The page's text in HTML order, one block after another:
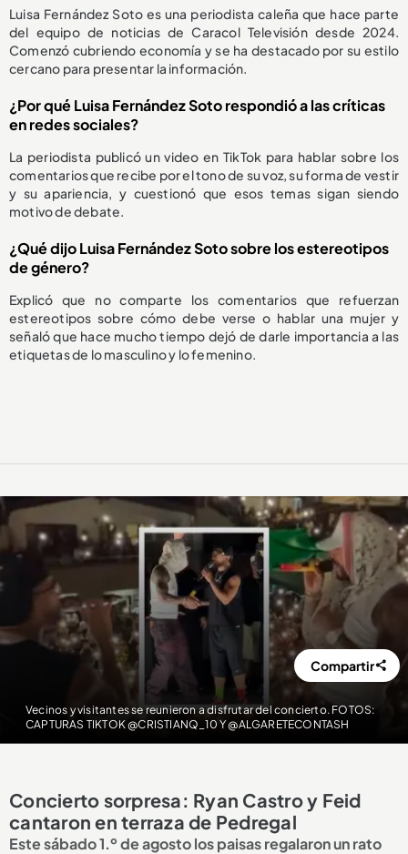
Luisa Fernández Soto es una periodista caleña que hace parte
del equipo de noticias de Caracol Televisión desde 2024.
Comenzó cubriendo economía y se ha destacado por su estilo
cercano para presentar la información.
¿Por qué Luisa Fernández Soto respondió a las críticas
en redes sociales?
La periodista publicó un video en TikTok para hablar sobre los
comentarios que recibe por el tono de su voz, su forma de vestir
y su apariencia, y cuestionó que esos temas sigan siendo
motivo de debate.
¿Qué dijo Luisa Fernández Soto sobre los estereotipos
de género?
Explicó que no comparte los comentarios que refuerzan
estereotipos sobre cómo debe verse o hablar una mujer y
señaló que hace mucho tiempo dejó de darle importancia a las
etiquetas de lo masculino y lo femenino.
Vecinos y visitantes se reunieron a disfrutar del concierto. FOTOS:
CAPTURAS TIKTOK @CRISTIANQ_10 Y @ALGARETECONTASH
Compartir
Concierto sorpresa: Ryan Castro y Feid
cantaron en terraza de Pedregal
Este sábado 1.º de agosto los paisas regalaron un rato